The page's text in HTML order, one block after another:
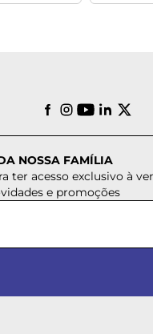
NOSSA FAMÍLIA
ter acesso exclusivo à
e promoções